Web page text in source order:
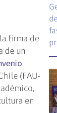
firma de
de un
(FAU-
en